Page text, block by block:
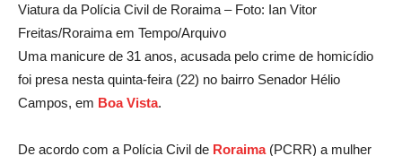
Viatura da Polícia Civil de Roraima – Foto: Ian Vitor
Freitas/Roraima em Tempo/Arquivo
Uma manicure de 31 anos, acusada pelo crime de homicídio
foi presa nesta quinta-feira (22) no bairro Senador Hélio
Campos, em Boa Vista.
De acordo com a Polícia Civil de Roraima(PCRR) a mulher